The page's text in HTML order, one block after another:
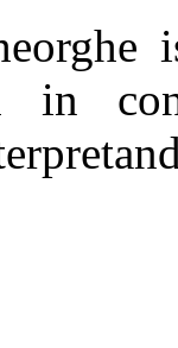
in